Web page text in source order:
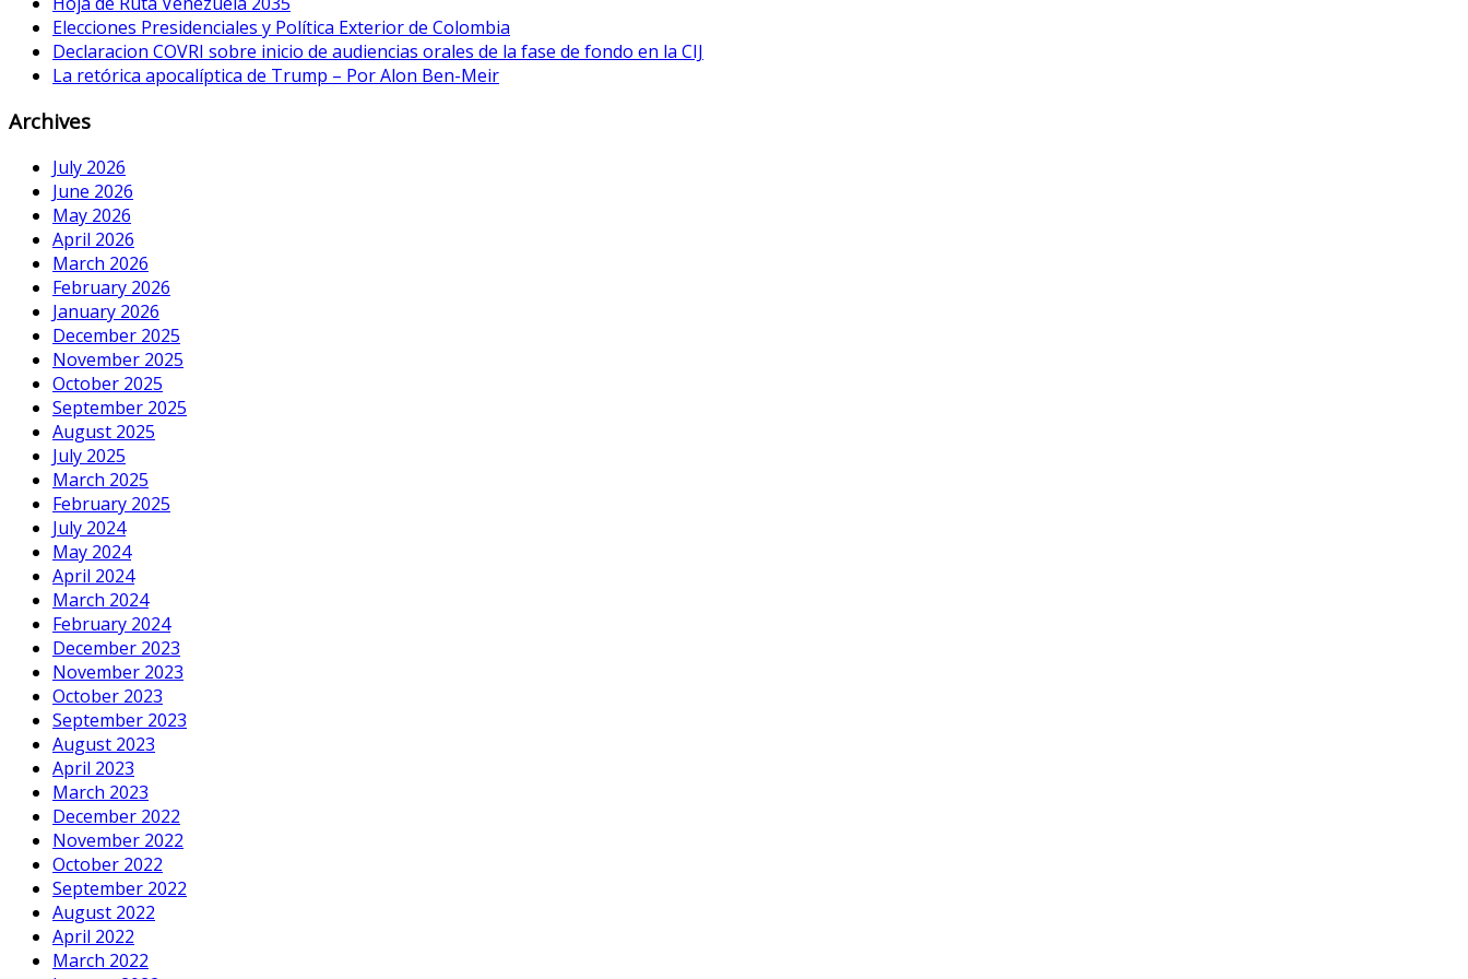
Elecciones Presidenciales y Política Exterior de Colombia
Declaracion COVRI sobre inicio de audiencias orales de la fase de fondo en la CIJ
La retórica apocalíptica de Trump – Por Alon Ben-Meir
Archives
July 2026
June 2026
May 2026
April 2026
March 2026
February 2026
January 2026
December 2025
November 2025
October 2025
September 2025
August 2025
July 2025
March 2025
February 2025
July 2024
May 2024
April 2024
March 2024
February 2024
December 2023
November 2023
October 2023
September 2023
August 2023
April 2023
March 2023
December 2022
November 2022
October 2022
September 2022
August 2022
April 2022
March 2022